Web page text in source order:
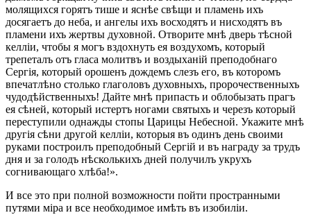
молящихся горятъ тише и яснѣе свѣщи и пламень ихъ
досягаетъ до неба, и ангелы ихъ восходятъ и нисходятъ въ
пламени ихъ жертвы духовной. Отворите мнѣ дверь тѣсной
келліи, чтобы я могъ вздохнуть ея воздухомъ, который
трепеталъ отъ гласа молитвъ и воздыханій преподобнаго
Сергія, который орошенъ дождемъ слезъ его, въ которомъ
впечатлѣно столько глаголовъ духовныхъ, пророчественныхъ
чудодѣйственныхъ! Дайте мнѣ припасть и облобызать прагъ
ея сѣней, который истертъ ногами святыхъ и черезъ который
переступили однажды стопы Царицы Небесной. Укажите мнѣ
другія сѣни другой келліи, которыя въ одинъ день своими
руками построилъ преподобный Сергій и въ награду за трудъ
дня и за голодъ нѣсколькихъ дней получилъ укрухъ
согнивающаго хлѣба!».
И все это при полной возможности пойти пространными
путями міра и все необходимое имѣть въ изобиліи.